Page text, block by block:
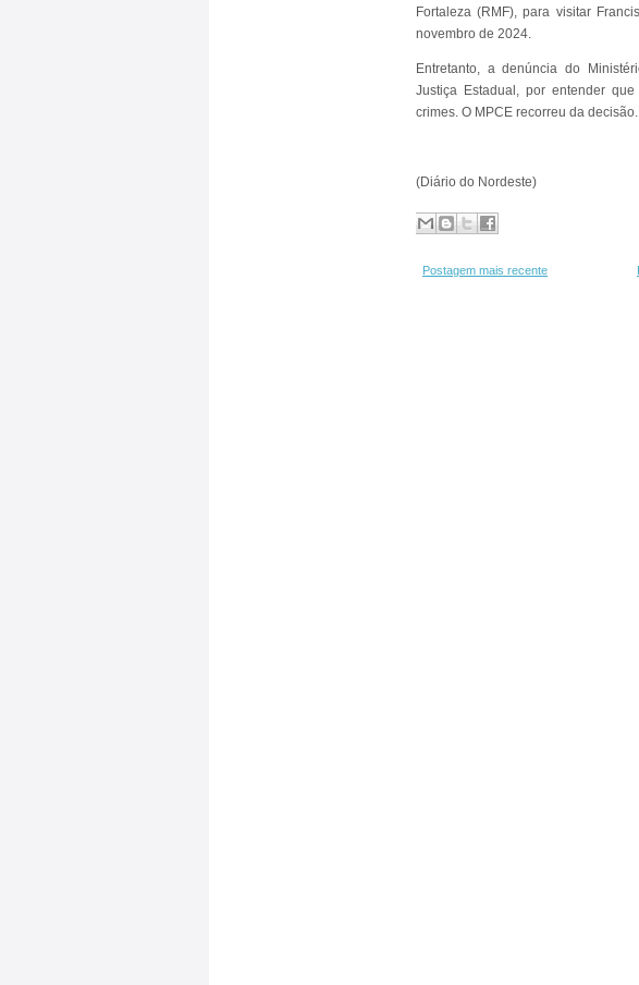
Fortaleza (RMF), para visitar
novembro de 2024.
Entretanto, a denúncia do
Justiça Estadual, por entender
crimes. O MPCE recorreu da decisão.
(Diário do Nordeste)
Postagem mais recente